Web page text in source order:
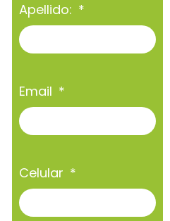
Apellido:
Email
Celular